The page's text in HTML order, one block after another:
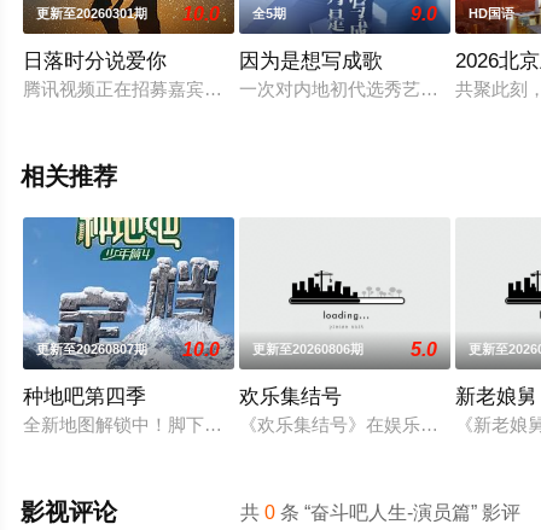
更新至20260301期 10.0
日落时分说爱你
腾讯视频正在招募嘉宾的熟龄恋爱旅行真人秀，节目聚焦50岁
全5期 9.0
因为是想写成歌
一次对内地初代选秀艺人，如何真实
HD国语
2026北
共聚此刻
相关推荐
更新至20260807期 10.0
种地吧第四季
全新地图解锁中！脚下的土地变了，但十个勤天那份“想把地种
更新至20260806期 5.0
欢乐集结号
《欢乐集结号》在娱乐资讯类栏目
更新至
新老娘舅
《新老
共0 条 “奋斗吧人生-演员篇” 影评
影视评论